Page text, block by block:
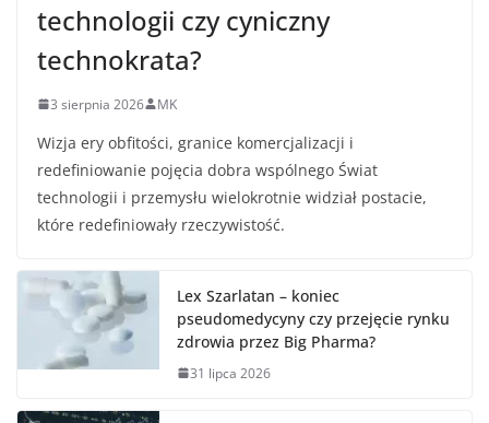
technologii czy cyniczny
technokrata?
3 sierpnia 2026 MK
Wizja ery obfitości, granice komercjalizacji i
redefiniowanie pojęcia dobra wspólnego Świat
technologii i przemysłu wielokrotnie widział postacie,
które redefiniowały rzeczywistość.
Lex Szarlatan – koniec
pseudomedycyny czy przejęcie rynku
zdrowia przez Big Pharma?
31 lipca 2026